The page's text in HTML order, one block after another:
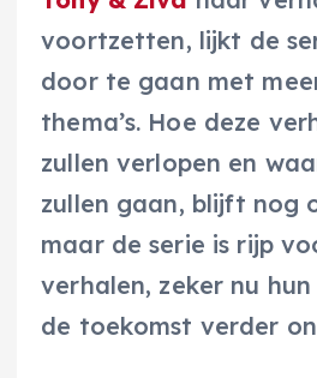
voortzetten, lijkt de
door te gaan met
thema’s. Hoe deze
zullen verlopen en
zullen gaan, blijft nog
maar de serie is rijp
verhalen, zeker nu
de toekomst verder